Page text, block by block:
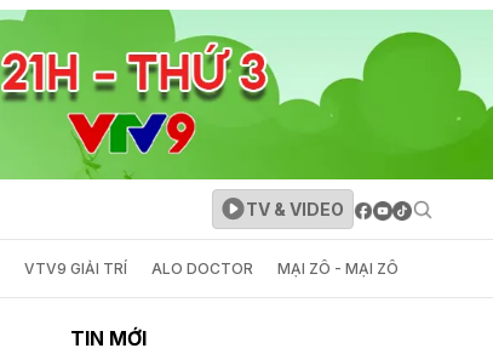
TV & VIDEO
VTV9 GIẢI TRÍ ALO DOCTOR MẠI ZÔ - MẠI ZÔ
TIN MỚI